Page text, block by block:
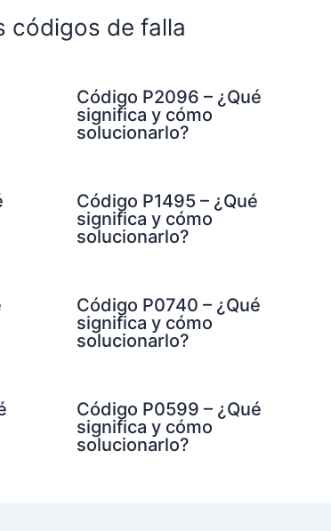
códigos de falla
Código P2096 – ¿Qué
significa y cómo
solucionarlo?
Código P1495 – ¿Qué
significa y cómo
solucionarlo?
Código P0740 – ¿Qué
significa y cómo
solucionarlo?
Código P0599 – ¿Qué
significa y cómo
solucionarlo?